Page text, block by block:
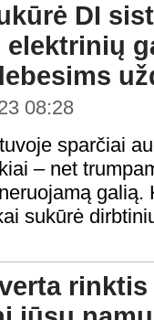
DI
elektrinių
08:28
sparčiai
– net
galią.
sukūrė
rinktis